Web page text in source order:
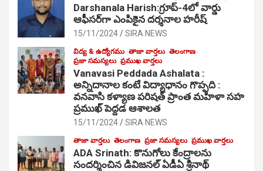
Darshanala Harish:గ్రూప్-4లో వార్డు
ఆఫీసర్‌గా ఎంపికైన దర్శనాల హరీష్
15/11/2024 SIRA NEWS
విద్య & ఉద్యోగము తాజా వార్తలు తెలంగాణ
ప్రజా సమస్యలు ప్రముఖ వార్తలు
Vanavasi Peddada Ashalata :
అన్నిదానాల కంటే విద్యాధానం గొప్పది :
వనవాసి కళ్యాణ పరిషత్ ప్రాంత మహిళా సహ
ప్రముఖ్ పెద్దడ ఆశాలత
15/11/2024 SIRA NEWS
తాజా వార్తలు తెలంగాణ ప్రజా సమస్యలు ప్రముఖ వార్తలు
ADA Srinath: కొనుగోలు కేంద్రాల‌ను
సంద‌ర్శించిన డివిజనల్ ఏడీఏ శ్రీనాథ్